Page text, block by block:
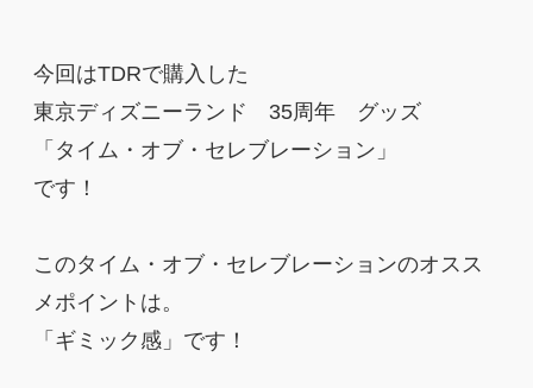
今回はTDRで購入した
東京ディズニーランド 35周年 グッズ
「タイム・オブ・セレブレーション」
です！
このタイム・オブ・セレブレーションのオスス
メポイントは。
「ギミック感」です！